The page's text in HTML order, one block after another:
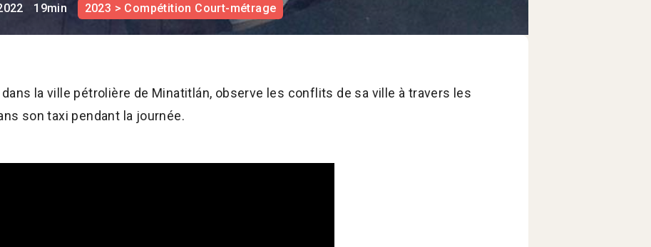
19min 2023 > Compétition Court-métrage
la ville pétrolière de Minatitlán, observe les conflits de sa ville à travers les
son taxi pendant la journée.